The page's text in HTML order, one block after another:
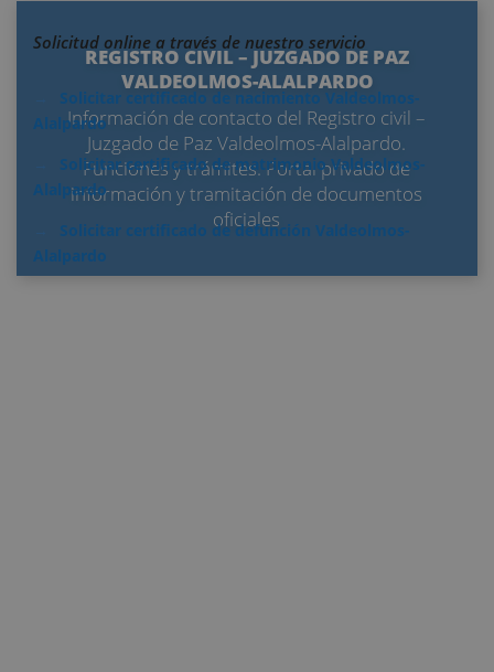
REGISTRO CIVIL – JUZGADO DE PAZ
VALDEOLMOS-ALALPARDO
Información de contacto del Registro civil –
Juzgado de Paz Valdeolmos-Alalpardo.
Funciones y trámites. Portal privado de
información y tramitación de documentos
oficiales
Solicitud online a través de nuestro servicio
Solicitar certificado de nacimiento Valdeolmos-
Alalpardo
Solicitar certificado de matrimonio Valdeolmos-
Alalpardo
Solicitar certificado de defunción Valdeolmos-
Alalpardo